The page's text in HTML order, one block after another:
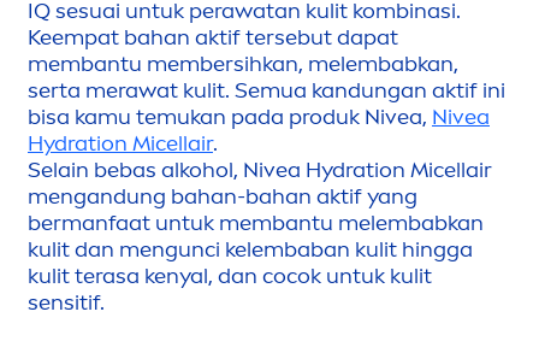
IQsesuai untuk perawatan kulit kombinasi.
Keempat bahan aktif tersebut dapat
membantu membersihkan, melembabkan,
serta merawat kulit. Semua kandungan aktif ini
bisa kamu temukan pada produk Nivea, Nivea
Hydration Micellair.
Selain bebas alkohol, Nivea Hydration Micellair
mengandung bahan-bahan aktif yang
bermanfaat untuk membantu melembabkan
kulit dan mengunci kelembaban kulit hingga
kulit terasa kenyal, dan cocok untuk kulit
sensitif.